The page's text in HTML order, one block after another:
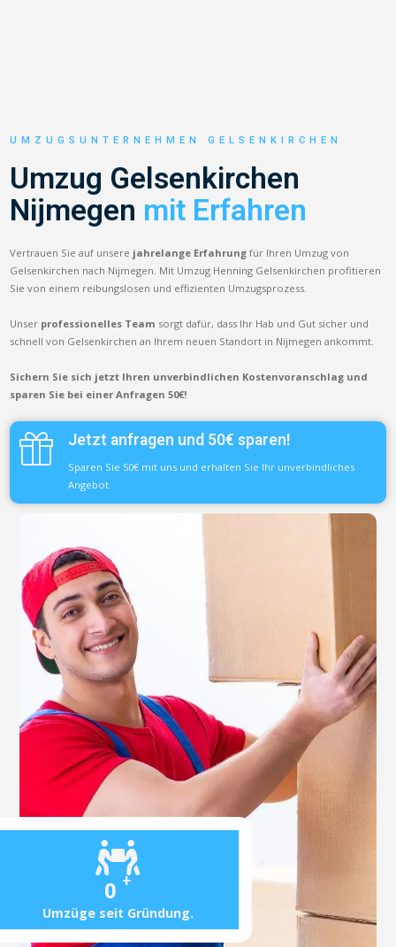
0 +
Umzüge seit Gründung.
UMZUGSUNTERNEHMEN GELSENKIRCHEN
Umzug Gelsenkirchen
Nijmegen mit Erfahren
Vertrauen Sie auf unsere jahrelange Erfahrung für Ihren Umzug von
Gelsenkirchen nach Nijmegen. Mit Umzug Henning Gelsenkirchen profitieren
Sie von einem reibungslosen und effizienten Umzugsprozess.
Unser professionelles Team sorgt dafür, dass Ihr Hab und Gut sicher und
schnell von Gelsenkirchen an Ihrem neuen Standort in Nijmegen ankommt.
Sichern Sie sich jetzt Ihren unverbindlichen Kostenvoranschlag und
sparen Sie bei einer Anfragen 50€!
Jetzt anfragen und 50€ sparen!
Sparen Sie 50€ mit uns und erhalten Sie Ihr unverbindliches
Angebot.